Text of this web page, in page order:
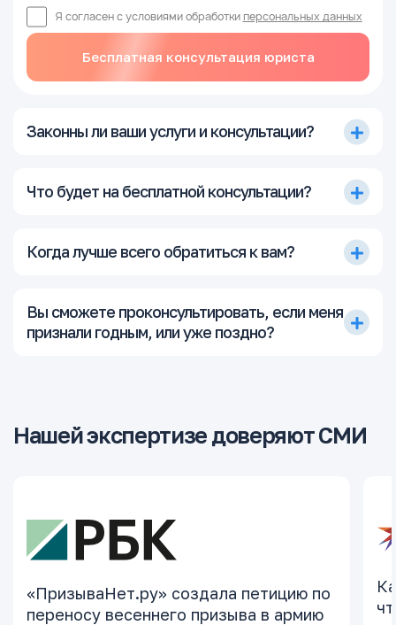
Я согласен с условиями обработки персональных данных
Бесплатная консультация юриста
Законны ли ваши услуги и консультации?
Что будет на бесплатной консультации?
Когда лучше всего обратиться к вам?
Вы сможете проконсультировать, если меня
признали годным, или уже поздно?
Нашей экспертизе доверяют СМИ
«ПризываНет.ру» создала петицию по
переносу весеннего призыва в армию